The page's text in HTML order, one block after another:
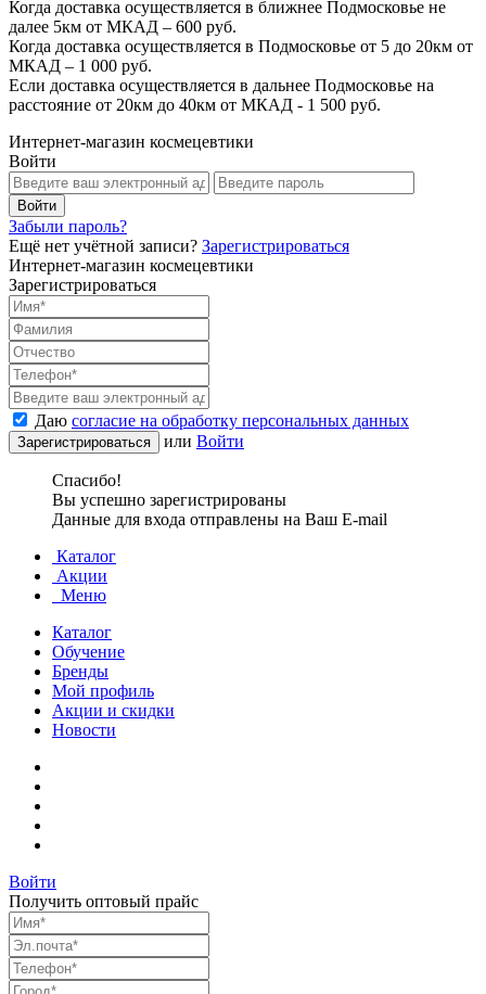
Когда доставка осуществляется в ближнее Подмосковье не
далее 5км от МКАД – 600 руб.
Когда доставка осуществляется в Подмосковье от 5 до 20км от
МКАД – 1 000 руб.
Если доставка осуществляется в дальнее Подмосковье на
расстояние от 20км до 40км от МКАД - 1 500 руб.
Интернет-магазин космецевтики
Войти
Забыли пароль?
Ещё нет учётной записи? Зарегистрироваться
Интернет-магазин космецевтики
Зарегистрироваться
Даю согласие на обработку персональных данных
или Войти
Спасибо!
Вы успешно зарегистрированы
Данные для входа отправлены на Ваш E-mail
Каталог
Акции
Меню
Каталог
Обучение
Бренды
Мой профиль
Акции и скидки
Новости
Войти
Получить оптовый прайс